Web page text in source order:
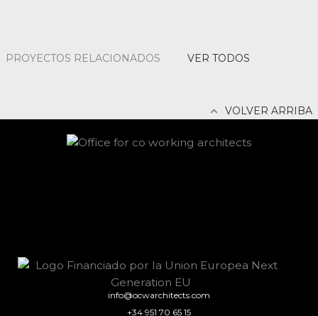
PROYECTOS RELACIONADOS VER TODOS
VOLVER ARRIBA
info@ocwarchitects.com
+34 951 70 65 15